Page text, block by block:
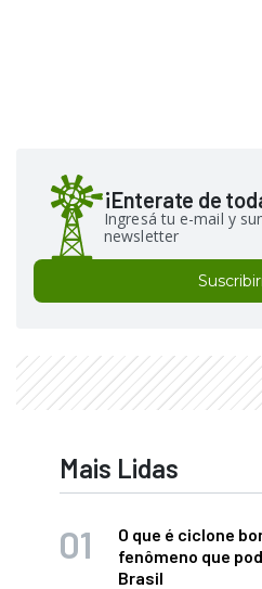
¡Enterate de
Ingresá tu e-mail y
newsletter
Mais Lidas
O que é ciclone
fenômeno que
Brasil